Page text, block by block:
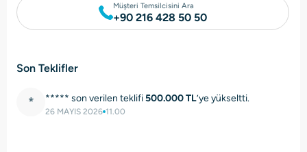
Müşteri Temsilcisini Ara
+90 216 428 50 50
Son Teklifler
* ***** son verilen teklifi500.000 TL’ye yükseltti.
26 MAYIS 2026 11.00